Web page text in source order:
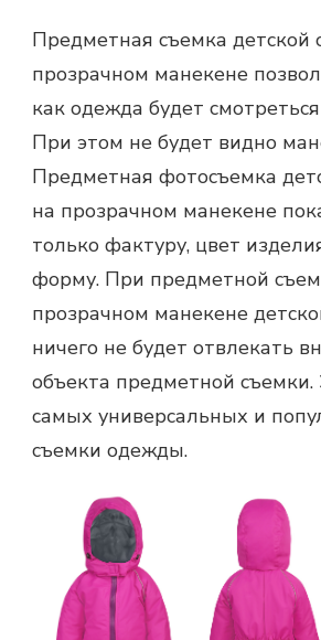
Предметная съемка
прозрачном манекене
как одежда будет
При этом не будет видно
Предметная фотосъемка
на прозрачном манекене
только фактуру, цвет
форму. При предметной
прозрачном манекене
ничего не будет отвлекать
объекта предметной съемки.
самых универсальных и
съемки одежды.